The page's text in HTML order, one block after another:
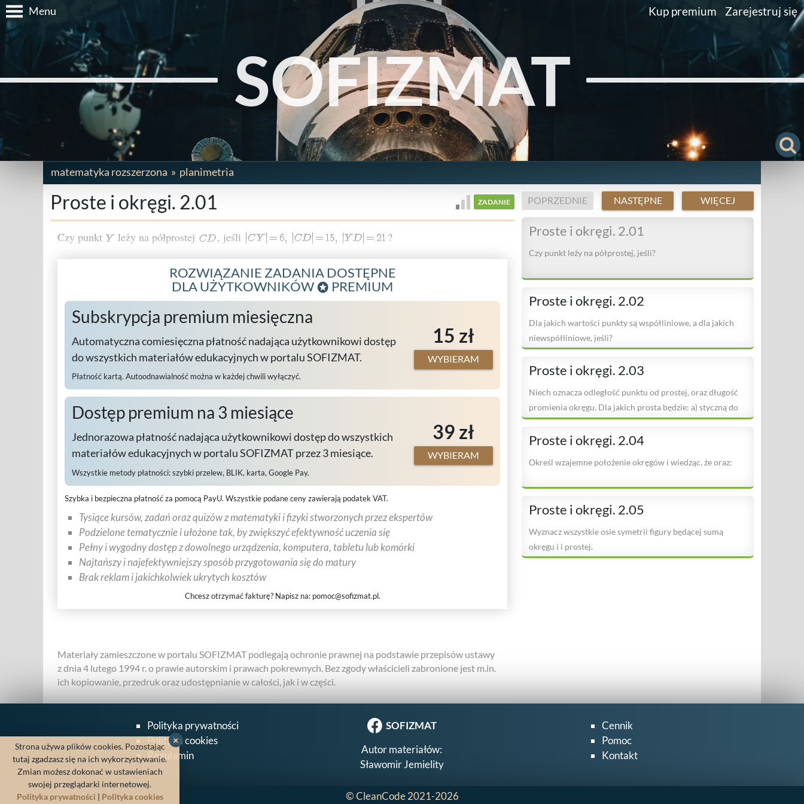
Menu Kup premium Zarejestruj się
SOFIZMAT
matematyka rozszerzona planimetria
Proste i okręgi. 2.01 ZADANIE
Czy punkt leży na półprostej , jeśli ?
ROZWIĄZANIE ZADANIA DOSTĘPNE
DLA UŻYTKOWNIKÓW
PREMIUM
Subskrypcja premium miesięczna
Automatyczna comiesięczna płatność nadająca użytkownikowi dostęp
do wszystkich materiałów edukacyjnych w portalu SOFIZMAT.
Płatność kartą. Autoodnawialność można w każdej chwili wyłączyć.
15 zł
WYBIERAM
Dostęp premium na 3 miesiące
Jednorazowa płatność nadająca użytkownikowi dostęp do wszystkich
materiałów edukacyjnych w portalu SOFIZMAT przez 3 miesiące.
Wszystkie metody płatności:szybki przelew, BLIK, karta, Google Pay.
39 zł
WYBIERAM
Szybka i bezpieczna płatność za pomocą PayU. Wszystkie podane ceny zawierają podatek VAT.
Tysiące kursów, zadań oraz quizów z matematyki i fizyki stworzonych przez ekspertów
Podzielone tematycznie i ułożone tak, by zwiększyć efektywność uczenia się
Pełny i wygodny dostęp z dowolnego urządzenia, komputera, tabletu lub komórki
Najtańszy i najefektywniejszy sposób przygotowania się do matury
Brak reklam i jakichkolwiek ukrytych kosztów
Chcesz otrzymać fakturę? Napisz na: pomoc@sofizmat.pl.
Materiały zamieszczone w portalu SOFIZMAT podlegają ochronie prawnej na podstawie przepisów ustawy
z dnia 4 lutego 1994 r. o prawie autorskim i prawach pokrewnych. Bez zgody właścicieli zabronione jest m.in.
ich kopiowanie, przedruk oraz udostępnianie w całości, jak i w części.
POPRZEDNIE NASTĘPNE WIĘCEJ
Proste i okręgi. 2.01
Czy punkt leży na półprostej, jeśli?
Proste i okręgi. 2.02
Dla jakich wartości punkty są współliniowe, a dla jakich
niewspółliniowe, jeśli?
Proste i okręgi. 2.03
Niech oznacza odległość punktu od prostej, oraz długość
promienia okręgu. Dla jakich prosta będzie: a) styczną do
Proste i okręgi. 2.04
Określ wzajemne położenie okręgów i wiedząc, że oraz:
Proste i okręgi. 2.05
Wyznacz wszystkie osie symetrii figury będącej sumą
okręgu i i prostej.
Polityka prywatności
Polityka cookies
Regulamin
Cennik
Pomoc
Kontakt
SOFIZMAT
Autor materiałów:
Sławomir Jemielity
©CleanCode2021-2026
Strona używa plików cookies. Pozostając
tutaj zgadzasz się na ich wykorzystywanie.
Zmian możesz dokonać w ustawieniach
swojej przeglądarki internetowej.
Polityka prywatności | Polityka cookies
×